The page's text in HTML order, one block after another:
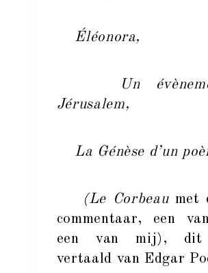
Éléonora,
Un
Jérusalem,
La Génèse d’un
(Le Corbeaumet
commentaar, een
een van mij), dit
vertaald van Edgar